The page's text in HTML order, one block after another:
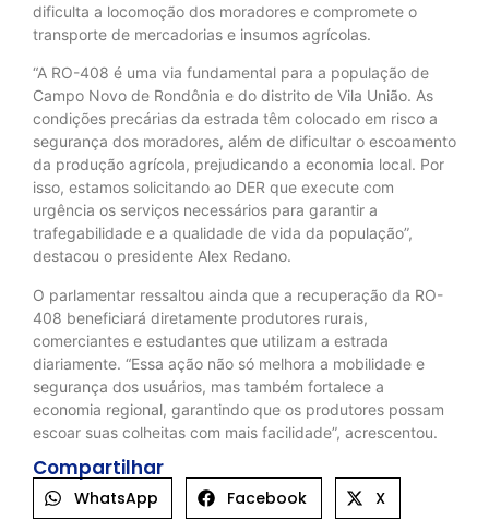
dificulta a locomoção dos moradores e compromete o
transporte de mercadorias e insumos agrícolas.
“A RO-408 é uma via fundamental para a população de
Campo Novo de Rondônia e do distrito de Vila União. As
condições precárias da estrada têm colocado em risco a
segurança dos moradores, além de dificultar o escoamento
da produção agrícola, prejudicando a economia local. Por
isso, estamos solicitando ao DER que execute com
urgência os serviços necessários para garantir a
trafegabilidade e a qualidade de vida da população”,
destacou o presidente Alex Redano.
O parlamentar ressaltou ainda que a recuperação da RO-
408 beneficiará diretamente produtores rurais,
comerciantes e estudantes que utilizam a estrada
diariamente. “Essa ação não só melhora a mobilidade e
segurança dos usuários, mas também fortalece a
economia regional, garantindo que os produtores possam
escoar suas colheitas com mais facilidade”, acrescentou.
Compartilhar
WhatsApp Facebook X